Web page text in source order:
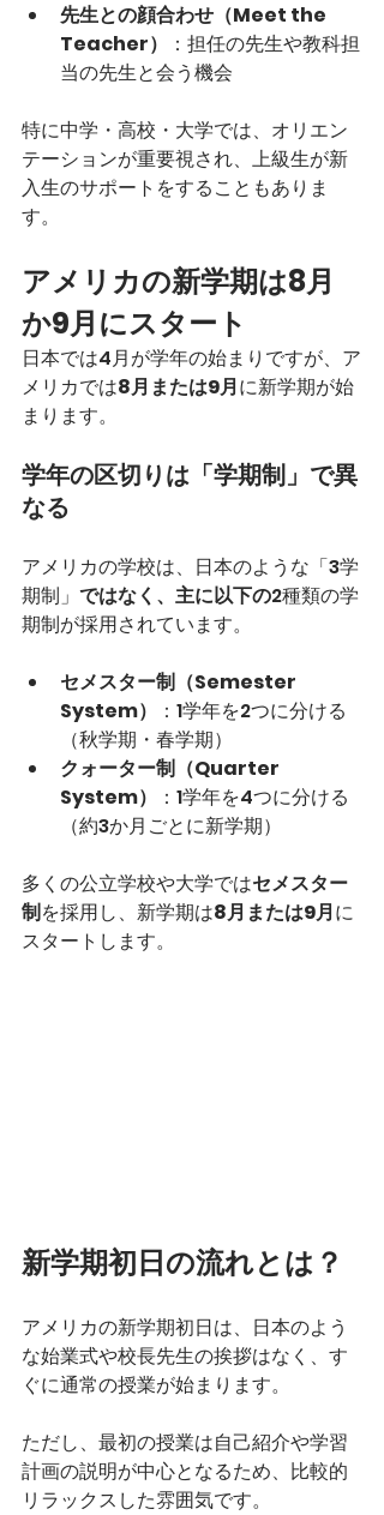
先生との顔合わせ（Meet the
Teacher）
：担任の先生や教科担
当の先生と会う機会
特に中学・高校・大学では、オリエン
テーションが重要視され、上級生が新
入生のサポートをすることもありま
す。
アメリカの新学期は8月
か9月にスタート
日本では4月が学年の始まりですが、ア
メリカでは8月または9月に新学期が始
まります。
学年の区切りは「学期制」で異
なる
アメリカの学校は、日本のような「3学
期制」 ではなく、主に以下の2種類の学
期制が採用されています。
セメスター制（Semester
System）
：1学年を2つに分ける
（秋学期・春学期）
クォーター制（Quarter
System）
：1学年を4つに分ける
（約3か月ごとに新学期）
多くの公立学校や大学ではセメスター
制を採用し、新学期は8月または9月に
スタートします。
新学期初日の流れとは？
アメリカの新学期初日は、日本のよう
な始業式や校長先生の挨拶はなく、す
ぐに通常の授業が始まります。
ただし、最初の授業は自己紹介や学習
計画の説明が中心となるため、比較的
リラックスした雰囲気です。